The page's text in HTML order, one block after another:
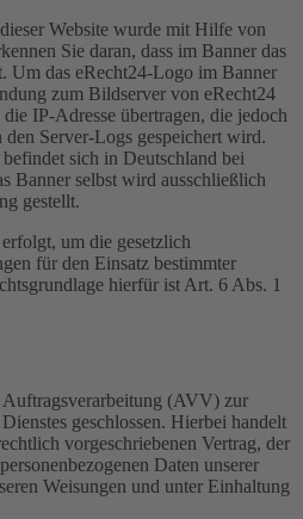
Website wurde mit Hilfe von
Sie daran, dass im Banner das
Um das eRecht24-Logo im Banner
zum Bildserver von eRecht24
IP-Adresse übertragen, die jedoch
Server-Logs gespeichert wird.
sich in Deutschland bei
Banner selbst wird ausschließlich
gestellt.
um die gesetzlich
für den Einsatz bestimmter
hierfür ist Art. 6 Abs. 1
Auftragsverarbeitung (AVV) zur
geschlossen. Hierbei handelt
vorgeschriebenen Vertrag, der
Daten unserer
Weisungen und unter Einhaltung